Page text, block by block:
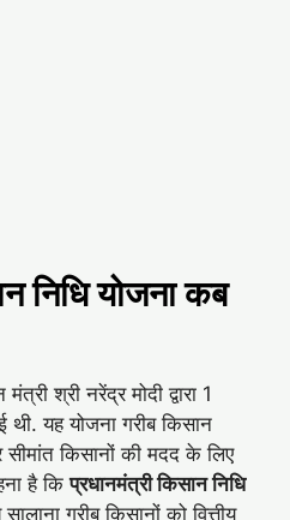
निधि योजना कब
श्री नरेंद्र मोदी द्वारा 1
यह योजना गरीब किसान
किसानों की मदद के लिए
है किप्रधानमंत्री किसान निधि
गरीब किसानों को वित्तीय